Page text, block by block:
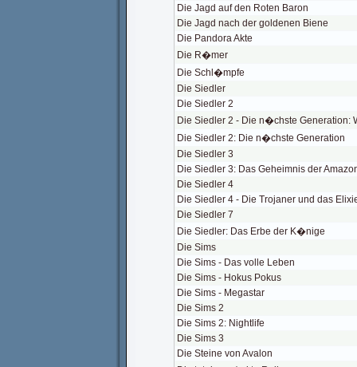
Die Jagd auf den Roten Baron
Die Jagd nach der goldenen Biene
Die Pandora Akte
Die R�mer
Die Schl�mpfe
Die Siedler
Die Siedler 2
Die Siedler 2 - Die n�chste Generation:
Die Siedler 2: Die n�chste Generation
Die Siedler 3
Die Siedler 3: Das Geheimnis der
Die Siedler 4
Die Siedler 4 - Die Trojaner und das
Die Siedler 7
Die Siedler: Das Erbe der K�nige
Die Sims
Die Sims - Das volle Leben
Die Sims - Hokus Pokus
Die Sims - Megastar
Die Sims 2
Die Sims 2: Nightlife
Die Sims 3
Die Steine von Avalon